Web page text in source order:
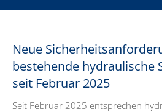
Neue
bestehende hydraulische
seit Februar 2025
Seit Februar 2025 entsprechen